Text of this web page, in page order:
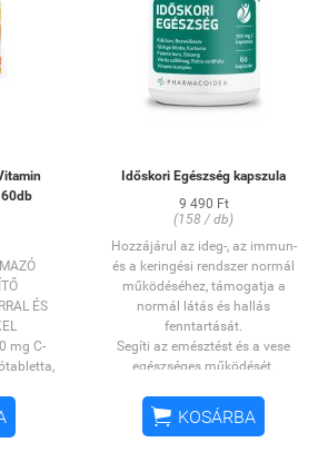
ÉS
mg C-
a
Időskori Egészség kapszula
9 490 Ft
(158 / db)
Hozzájárul az ideg-, az immun-
és a keringési rendszer normál
működéséhez, támogatja a
normál látás és hallás
fenntartását.
Segíti az emésztést és a vese
egészséges működését.
vércukorszint és a normál
vérnyomás fenntartásához.
 KOSÁRBA